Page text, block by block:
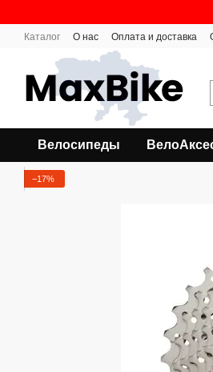
Каталог О нас Оплата и доставка
Велосипеды
−17%